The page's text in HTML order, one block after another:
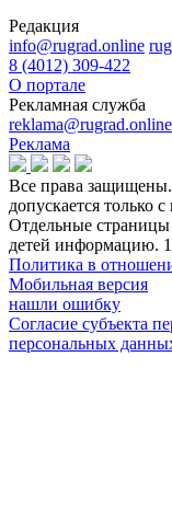
Редакция
info@rugrad.online
8 (4012) 309-422
О портале
Рекламная служба
reklama@rugrad.online
Реклама
Все права
допускается только
Отдельные страницы
детей информацию.
Политика в
Мобильная версия
нашли ошибку
Согласие субъекта
персональных